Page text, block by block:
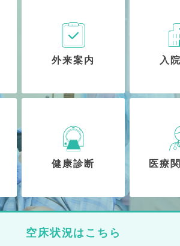
外来案内 入
健康診断 医療
空床状況はこちら